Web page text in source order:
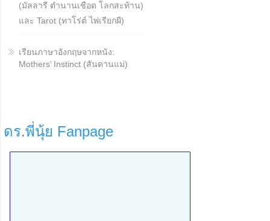
(มัลลารี ตำนานเชือด โลกสะท้าน)
และ Tarot (ทาโร่ต์ ไพ่เรียกผี)
เรียนภาษาอังกฤษจากหนัง:
Mothers’ Instinct (สันดานแม่)
ดร.พี่นุ้ย Fanpage